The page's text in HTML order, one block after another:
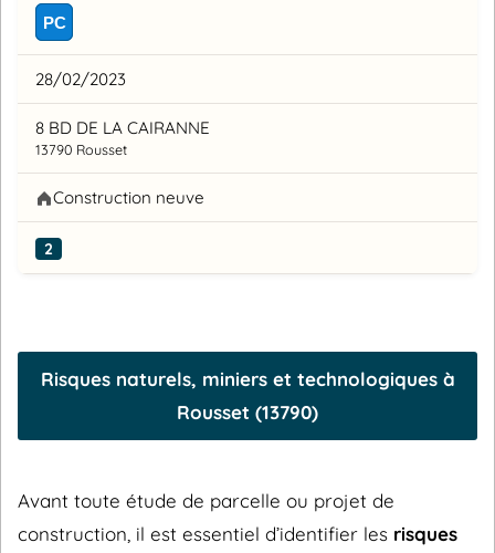
PC
28/02/2023
8 BD DE LA CAIRANNE
13790 Rousset
Construction neuve
2
Risques naturels, miniers et technologiques à
Rousset (13790)
Avant toute étude de parcelle ou projet de
construction, il est essentiel d’identifier les risques